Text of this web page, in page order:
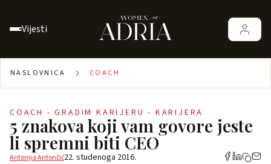
Vijesti
NASLOVNICA COACH
COACH - GRADIM KARIJERU - KARIJERA
5 znakova koji vam govore jeste
li spremni biti CEO
Antonija Antončić22. studenoga 2016.